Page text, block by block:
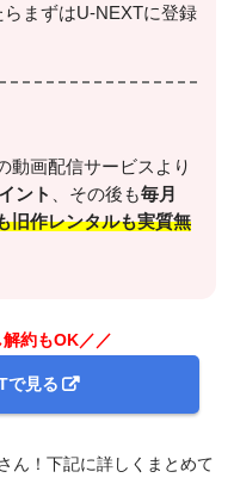
まずはU-NEXTに登録
動画配信サービスより
ント 、その後も毎月
旧作レンタルも実質無
約もOK／／
で見る
ん！下記に詳しくまとめて